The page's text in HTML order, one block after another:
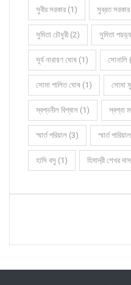
সুবীর সরকার (1) সুব্রত
সুমিতা চৌধুরী (2) সুমিতা
সূর্য নারায়ণ ঘোষ (1) সোনালি
সোমা পালিত ঘোষ (1) সোমা
স্বপ্ননীল বিশ্বাস (1) স্বপ্না
স্মার্ত পরিয়াল (3) স্মার্ত
হাসি বসু (1) হিমাদ্রী শেখর